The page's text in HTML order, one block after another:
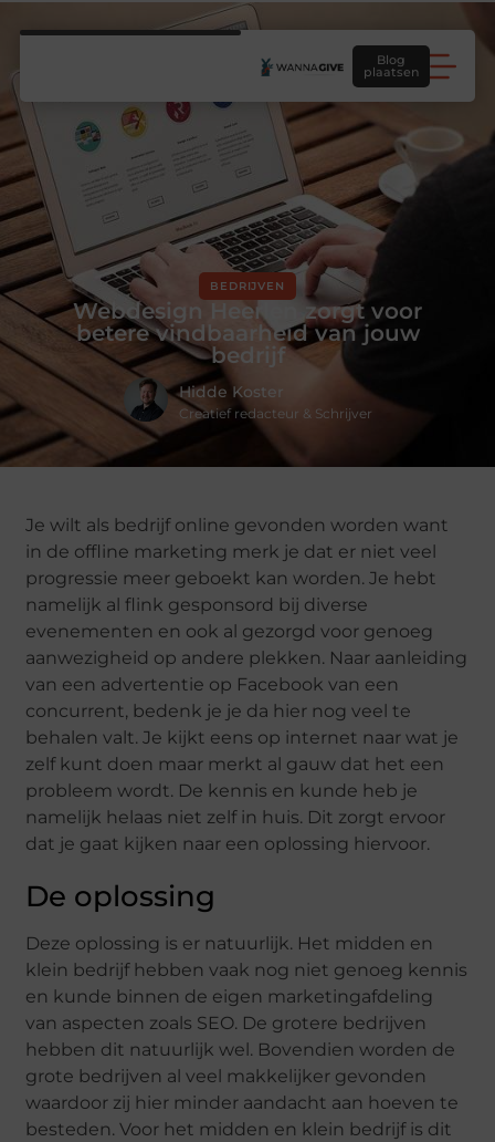
Blog
plaatsen
BEDRIJVEN
Webdesign Heerlen zorgt voor
betere vindbaarheid van jouw
bedrijf
Hidde Koster
Creatief redacteur & Schrijver
Je wilt als bedrijf online gevonden worden want
in de offline marketing merk je dat er niet veel
progressie meer geboekt kan worden. Je hebt
namelijk al flink gesponsord bij diverse
evenementen en ook al gezorgd voor genoeg
aanwezigheid op andere plekken. Naar aanleiding
van een advertentie op Facebook van een
concurrent, bedenk je je da hier nog veel te
behalen valt. Je kijkt eens op internet naar wat je
zelf kunt doen maar merkt al gauw dat het een
probleem wordt. De kennis en kunde heb je
namelijk helaas niet zelf in huis. Dit zorgt ervoor
dat je gaat kijken naar een oplossing hiervoor.
De oplossing
Deze oplossing is er natuurlijk. Het midden en
klein bedrijf hebben vaak nog niet genoeg kennis
en kunde binnen de eigen marketingafdeling
van aspecten zoals SEO. De grotere bedrijven
hebben dit natuurlijk wel. Bovendien worden de
grote bedrijven al veel makkelijker gevonden
waardoor zij hier minder aandacht aan hoeven te
besteden. Voor het midden en klein bedrijf is dit